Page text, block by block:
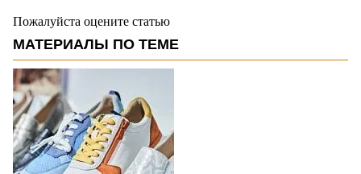
Пожалуйста оцените статью
МАТЕРИАЛЫ ПО ТЕМЕ